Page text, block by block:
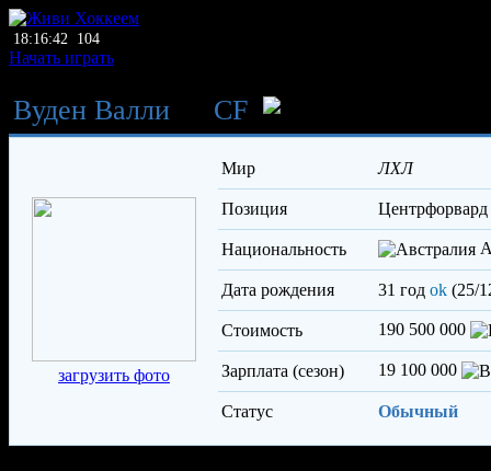
18:16:42 104
Начать играть
Вуден Валли CF
загрузить фото
Мир ЛХЛ
Позиция центрфорвард
Национальность
Дата рождения 31 год ok (25/
Стоимость 190 500 000
Зарплата (сезон) 19 100 000
Статус Обычный